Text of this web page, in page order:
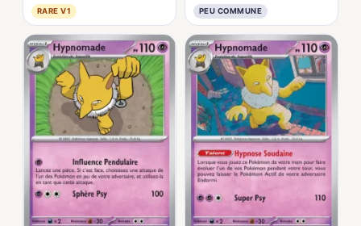
RARE V1 PEU COMMUNE